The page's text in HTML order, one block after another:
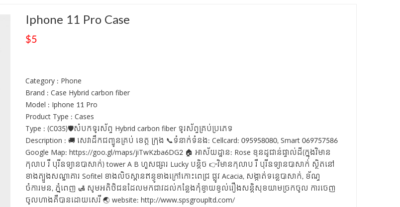
Iphone 11 Pro Case
$5
Category : Phone
Brand : Case Hybrid carbon fiber
Model : Iphone 11 Pro
Product Type : Cases
Type : (C035)🛡សំបកទូរស័ព្ទ Hybrid carbon fiber ទូរស័ព្ទគ្រប់ប្រភេទ
Description : 🚚 សេវាដឹកជញ្ជូនគ្រប់ ខេត្ត ក្រុង 📞ទំនាក់ទំនង: Cellcard: 095958080, Smart 069757586
Google Map: https://goo.gl/maps/jiTwKzba6DG2 🏠 អាស័យដ្ឋាន: Rose ខុនដូជាន់ផ្ទាល់ដី(ក្នុងវិមាន
កុលាប រឺ បុរីឧទ្យានបាសាក់) tower A B ហួសផ្សារ Lucky បន្តិច 👉វិមានកុលាប រឺ បុរីឧទ្យានបាសាក់ ស្ថិតនៅ
ខាងត្បួងសណ្ឋាគារ Sofitel ខាងលិចស្ពានឥន្ធូខាងក្រៅកោះពេជ្រ ផ្លូវ Acacia, សង្កាត់ទន្លេបាសាក់, ខ័ណ្ទ
ចំការមន, ភ្នំពេញ 🛃 សូមអតិថិជនដែលមកជាវដល់កន្លែងកុំខ្វាយខ្វល់រឿងសន្តិសុខយាមច្រកចូល ការចេញ
ចូលហាងគឺបានដោយសេរី 🌏 website: http://www.spsgroupltd.com/